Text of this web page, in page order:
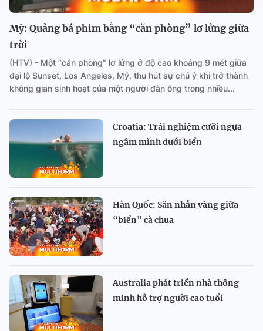
Mỹ: Quảng bá phim bằng “căn phòng” lơ lửng giữa
trời
(HTV) - Một “căn phòng” lơ lửng ở độ cao khoảng 9 mét giữa
đại lộ Sunset, Los Angeles, Mỹ, thu hút sự chú ý khi trở thành
không gian sinh hoạt của một người đàn ông trong nhiều...
Croatia: Trải nghiệm cưỡi ngựa
ngâm mình dưới biển
Hàn Quốc: Săn nhẫn vàng giữa
“biển” cà chua
Australia phát triển nhà thông
minh hỗ trợ người cao tuổi